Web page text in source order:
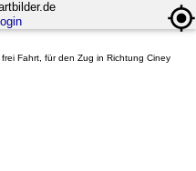
Fahrt, für den Zug in Richtung Ciney